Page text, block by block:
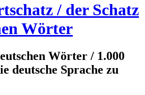
/ der Schatz
Wörter
Wörter / 1.000
deutsche Sprache zu